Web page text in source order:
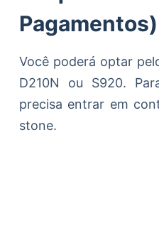
Pagamentos)
Você poderá optar
D210N ou S920.
precisa entrar em
stone.